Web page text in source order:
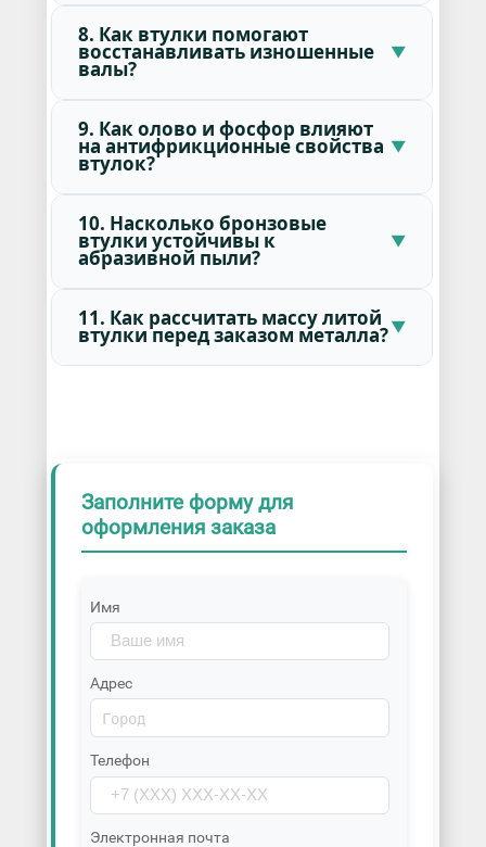
8. Как втулки помогают
восстанавливать изношенные
валы?
9. Как олово и фосфор влияют
на антифрикционные свойства
втулок?
10. Насколько бронзовые
втулки устойчивы к
абразивной пыли?
11. Как рассчитать массу литой
втулки перед заказом металла?
Заполните форму для
оформления заказа
Имя
Адрес
Телефон
Электронная почта